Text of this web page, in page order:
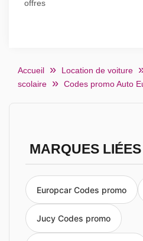
offres
Accueil Location de voiture
scolaire
Codes promo Auto
MARQUES LIÉES
Europcar Codes promo
Jucy Codes promo